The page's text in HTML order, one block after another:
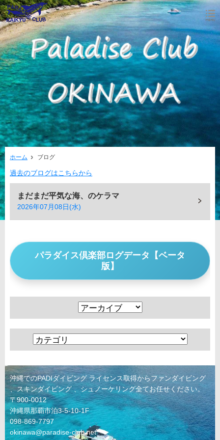
ホーム ブログ
過去のブログはこちらから
まだまだ平気な海、のケラマ
2026年07月08日(水)
パラダイス倶楽部ログデータ【ベータ
版】
沖縄でのPADIダイビング ライセンス取得からファンダイビング
、スキンダイビング 、シュノーケリング全てお任せください。
〒900-0012
沖縄県那覇市泊3-5-10-1F
098-869-7797
okinawa@paradise-club.net